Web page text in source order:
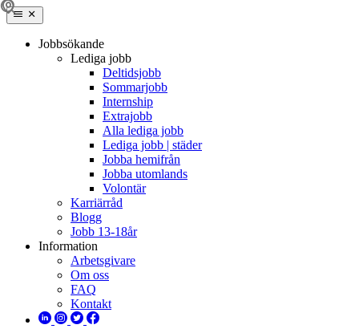
Jobbsökande
Lediga jobb
Deltidsjobb
Sommarjobb
Internship
Extrajobb
Alla lediga jobb
Lediga jobb | städer
Jobba hemifrån
Jobba utomlands
Volontär
Karriärråd
Blogg
Jobb 13-18år
Information
Arbetsgivare
Om oss
FAQ
Kontakt